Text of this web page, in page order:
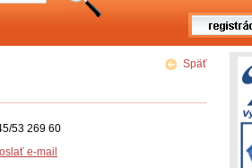
Späť
53 269 60
e-mail